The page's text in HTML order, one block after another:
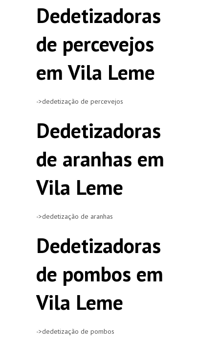
Dedetizadoras
de percevejos
em Vila Leme
->dedetização de percevejos
Dedetizadoras
de aranhas em
Vila Leme
->dedetização de aranhas
Dedetizadoras
de pombos em
Vila Leme
->dedetização de pombos